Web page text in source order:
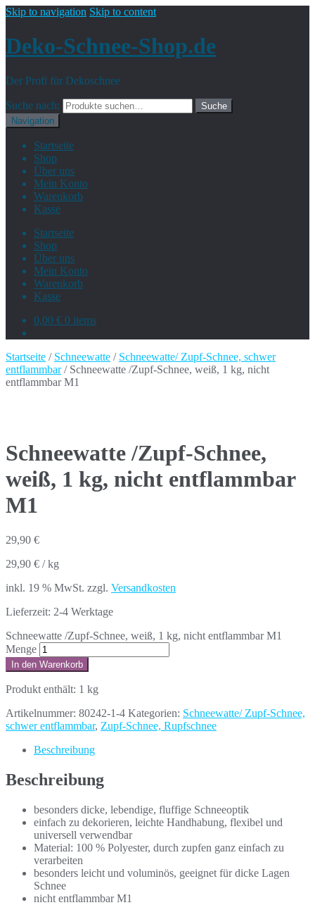
Skip to navigation Skip to content
Deko-Schnee-Shop.de
Der Profi für Dekoschnee
Suche nach:
Suche
Navigation
Startseite
Shop
Über uns
Mein Konto
Warenkorb
Kasse
Startseite
Shop
Über uns
Mein Konto
Warenkorb
Kasse
0,00 € 0 items
Startseite / Schneewatte / Schneewatte/ Zupf-Schnee, schwer
entflammbar/ Schneewatte /Zupf-Schnee, weiß, 1 kg, nicht
entflammbar M1
Schneewatte /Zupf-Schnee,
weiß, 1 kg, nicht entflammbar
M1
29,90 €
29,90 € /kg
inkl. 19 % MwSt. zzgl. Versandkosten
Lieferzeit: 2-4 Werktage
Schneewatte /Zupf-Schnee, weiß, 1 kg, nicht entflammbar M1
Menge
In den Warenkorb
Produkt enthält: 1 kg
Artikelnummer: 80242-1-4 Kategorien: Schneewatte/ Zupf-Schnee,
schwer entflammbar, Zupf-Schnee, Rupfschnee
Beschreibung
Beschreibung
besonders dicke, lebendige, fluffige Schneeoptik
einfach zu dekorieren, leichte Handhabung, flexibel und
universell verwendbar
Material: 100 % Polyester, durch zupfen ganz einfach zu
verarbeiten
besonders leicht und voluminös, geeignet für dicke Lagen
Schnee
nicht entflammbar M1